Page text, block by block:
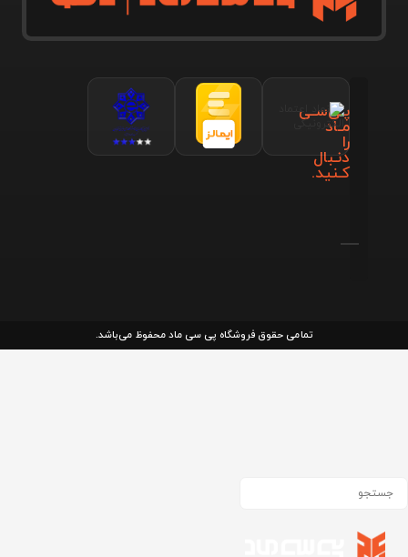
پـی‌سـی
مـاد
را
دنـبال
کـنید.
تمامی حقوق فروشگاه پی سی ماد محفوظ می‌باشد.